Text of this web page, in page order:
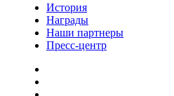
История
Награды
Наши партнеры
Пресс-центр